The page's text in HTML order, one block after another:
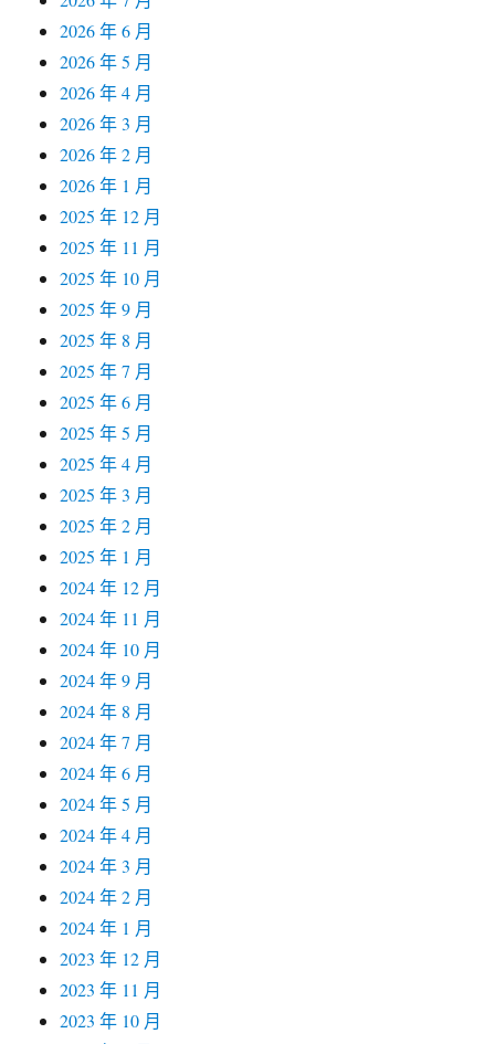
2026 年 6 月
2026 年 5 月
2026 年 4 月
2026 年 3 月
2026 年 2 月
2026 年 1 月
2025 年 12 月
2025 年 11 月
2025 年 10 月
2025 年 9 月
2025 年 8 月
2025 年 7 月
2025 年 6 月
2025 年 5 月
2025 年 4 月
2025 年 3 月
2025 年 2 月
2025 年 1 月
2024 年 12 月
2024 年 11 月
2024 年 10 月
2024 年 9 月
2024 年 8 月
2024 年 7 月
2024 年 6 月
2024 年 5 月
2024 年 4 月
2024 年 3 月
2024 年 2 月
2024 年 1 月
2023 年 12 月
2023 年 11 月
2023 年 10 月